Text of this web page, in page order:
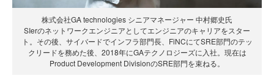
株式会社GA technologies シニアマネージャー 中村郷史氏
SIerのネットワークエンジニアとしてエンジニアのキャリアをスター
ト。その後、サイバードでインフラ部門長、FiNCにてSRE部門のテッ
クリードを務めた後、2018年にGAテクノロジーズに入社。現在は
Product Development DivisionのSRE部門を束ねる。